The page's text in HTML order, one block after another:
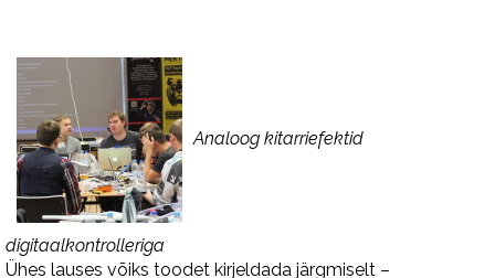
Analoog kitarriefektid
digitaalkontrolleriga
Ühes lauses võiks toodet kirjeldada järgmiselt –